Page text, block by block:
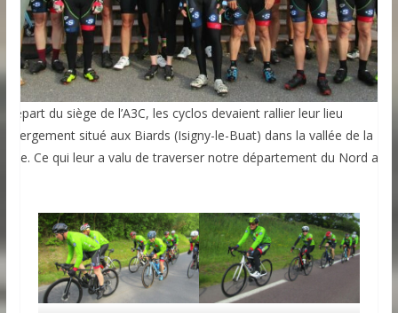
départ du siège de l’A3C, les cyclos devaient rallier leur lieu
situé aux Biards (Isigny-le-Buat) dans la vallée de la
Ce qui leur a valu de traverser notre département du Nord au